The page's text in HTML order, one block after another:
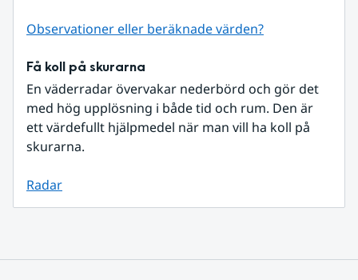
Observationer eller beräknade värden?
Få koll på skurarna
En väderradar övervakar nederbörd och gör det
med hög upplösning i både tid och rum. Den är
ett värdefullt hjälpmedel när man vill ha koll på
skurarna.
Radar